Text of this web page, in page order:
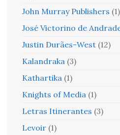
John Murray Publishers (1)
José Victorino de
Justin Durães-West (12)
Kalandraka (3)
Kathartika (1)
Knights of Media (1)
Letras Itinerantes (3)
Levoir (1)